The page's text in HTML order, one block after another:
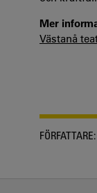
Mer
Västanå
FÖRFATTARE: